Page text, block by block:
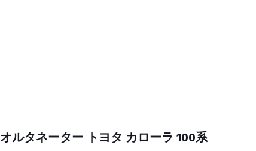
オルタネーター トヨタ カローラ 100系